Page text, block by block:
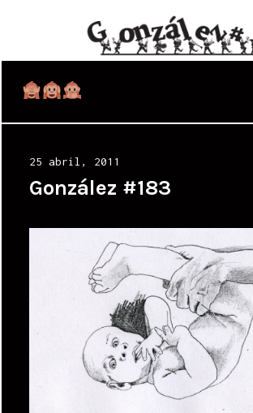
Posted
on
25 abril, 2011
González #183